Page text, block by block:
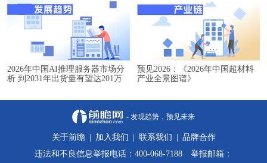
2026年中国AI推理服务器市场分
析 到2031年出货量有望达201万
预见2026：《2026年中国超材料
产业全景图谱》
- 发现趋势，预见未来
关于前瞻 加入我们 联系我们
品牌合作
违法和不良信息举报电话：400-068-7188 举报邮箱：